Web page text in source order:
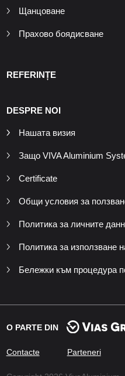
Щанцоване
Прахово боядисване
REFERINȚE
DESPRE NOI
Нашата визия
Защо VIVA Aluminium
Certificate
Общи условия за
Политика за личните
Политика за използване
Бележки към процедура
O PARTE DIN
Contacte Parteneri